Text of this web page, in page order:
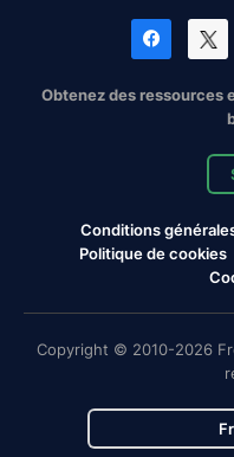
Obtenez des ressources
Conditions
Politique de cookies
Copyright © 2010-2026